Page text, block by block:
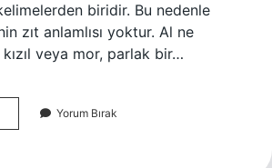
biridir. Bu nedenle
zıt anlamlısı yoktur. Al ne
kızıl veya mor, parlak bir…
Kırmızı
Yorum Bırak